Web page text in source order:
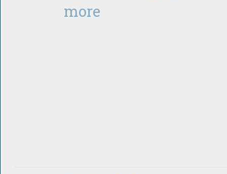
more